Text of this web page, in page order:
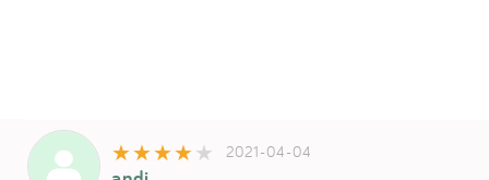
2021-04-04